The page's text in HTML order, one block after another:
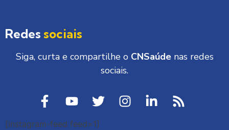
Redes sociais
Siga, curta e compartilhe o CNSaúdenas redes
sociais.
[instagram-feed feed=1]